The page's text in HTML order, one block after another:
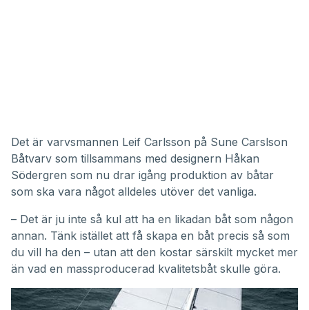
Det är varvsmannen Leif Carlsson på Sune Carslson
Båtvarv som tillsammans med designern Håkan
Södergren som nu drar igång produktion av båtar
som ska vara något alldeles utöver det vanliga.
– Det är ju inte så kul att ha en likadan båt som någon
annan. Tänk istället att få skapa en båt precis så som
du vill ha den – utan att den kostar särskilt mycket mer
än vad en massproducerad kvalitetsbåt skulle göra.